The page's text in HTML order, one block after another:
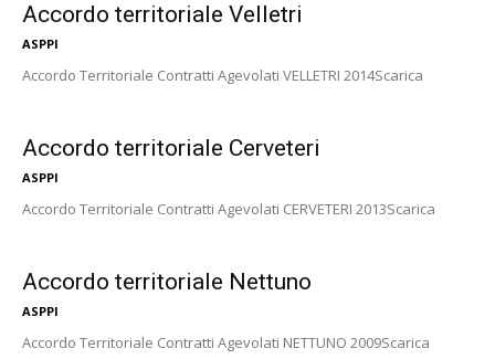
Accordo territoriale Velletri
ASPPI
Accordo Territoriale Contratti Agevolati VELLETRI 2014Scarica
Accordo territoriale Cerveteri
ASPPI
Accordo Territoriale Contratti Agevolati CERVETERI 2013Scarica
Accordo territoriale Nettuno
ASPPI
Accordo Territoriale Contratti Agevolati NETTUNO 2009Scarica